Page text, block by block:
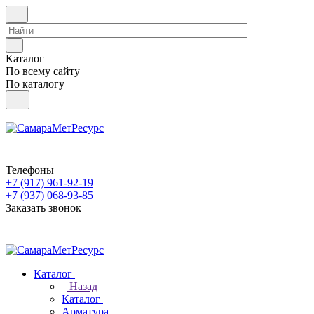
Каталог
По всему сайту
По каталогу
Телефоны
+7 (917) 961-92-19
+7 (937) 068-93-85
Заказать звонок
Каталог
Назад
Каталог
Арматура